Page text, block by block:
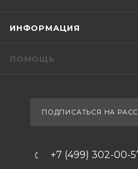
ИНФОРМАЦИЯ
ПОМОЩЬ
ПОДПИСАТЬСЯ НА
+7 (499) 302-00-